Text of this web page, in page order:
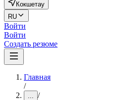
Кокшетау
RU
Войти
Войти
Создать резюме
Главная
/
... /